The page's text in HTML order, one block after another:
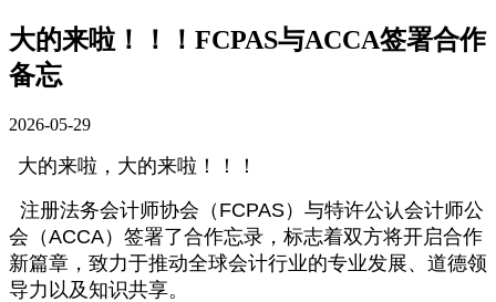
大的来啦！！！FCPAS与ACCA签署合作
备忘
2026-05-29
大的来啦，大的来啦！！！
注册法务会计师协会（FCPAS） 与特许公认会计师公
会（ACCA） 签署了合作忘录，标志着双方将开启合作
新篇章，致力于推动全球会计行业的专业发展、道德领
导力以及知识共享。